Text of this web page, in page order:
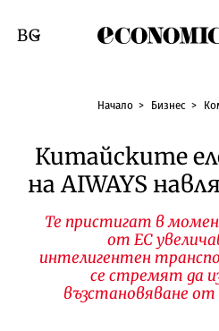
Смяна на език
Начало Бизнес
Китайските
на AIWAYS
Те пристигат в
от ЕС
интелигентен
се стремят да
възстановяване